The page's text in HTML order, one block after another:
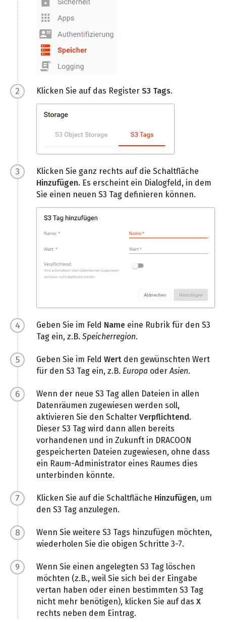
Klicken Sie auf das RegisterS3 Tags.
Klicken Sie ganz rechts auf die Schaltfläche
Hinzufügen. Es erscheint ein Dialogfeld, in dem
Sie einen neuen S3 Tag definieren können.
Geben Sie im Feld Name eine Rubrik für den S3
Tag ein, z.B.Speicherregion.
Geben Sie im FeldWert den gewünschten Wert
für den S3 Tag ein, z.B. Europa oderAsien.
Wenn der neue S3 Tag allen Dateien in allen
Datenräumen zugewiesen werden soll,
aktivieren Sie den SchalterVerpflichtend .
Dieser S3 Tag wird dann allen bereits
vorhandenen und in Zukunft in DRACOON
gespeicherten Dateien zugewiesen, ohne dass
ein Raum-Administrator eines Raumes dies
unterbinden könnte.
Klicken Sie auf die Schaltfläche Hinzufügen, um
den S3 Tag anzulegen.
Wenn Sie weitere S3 Tags hinzufügen möchten,
wiederholen Sie die obigen Schritte 3-7.
Wenn Sie einen angelegten S3 Tag löschen
möchten (z.B., weil Sie sich bei der Eingabe
vertan haben oder einen bestimmten S3 Tag
nicht mehr benötigen), klicken Sie auf dasX
rechts neben dem Eintrag.